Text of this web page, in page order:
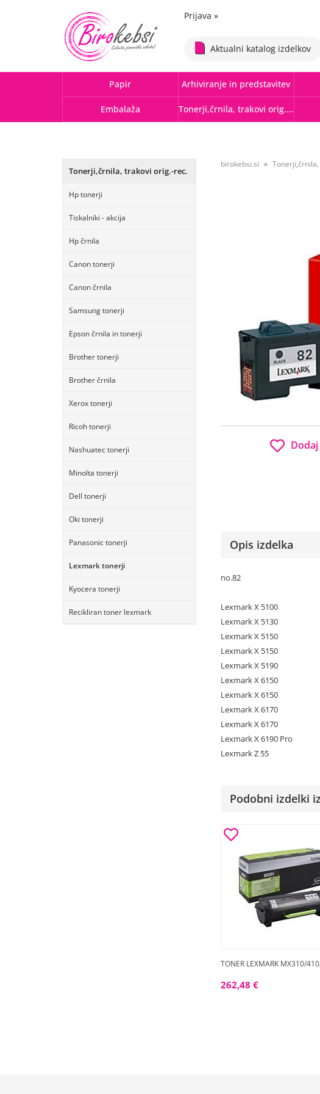
Prijava »
Aktualni katalog izdelkov
Papir Arhiviranje in predstavitev
Embalaža Tonerji,črnila, trakovi orig.-rec.
Tonerji,črnila, trakovi orig.-rec.
Hp tonerji
Tiskalniki - akcija
Hp črnila
Canon tonerji
Canon črnila
Samsung tonerji
Epson črnila in tonerji
Brother tonerji
Brother črnila
Xerox tonerji
Ricoh tonerji
Nashuatec tonerji
Minolta tonerji
Dell tonerji
Oki tonerji
Panasonic tonerji
Lexmark tonerji
Kyocera tonerji
Recikliran toner lexmark
birokebsi.si
Opis izdelka
no.82
Lexmark X 5100
Lexmark X 5130
Lexmark X 5150
Lexmark X 5150
Lexmark X 5190
Lexmark X 6150
Lexmark X 6150
Lexmark X 6170
Lexmark X 6170
Lexmark X 6190 Pro
Lexmark Z 55
Podobni izdelki
TONER LEXMARK MX310/
262,48 €